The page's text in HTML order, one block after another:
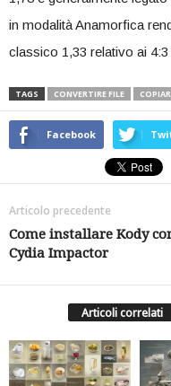
in modalità Anamorfica
classico 1,33 relativo ai
TAGS CONVERTIRE FILE
Facebook
Articolo precedente
Come installare Kody
Cydia Impactor
Articoli correlati